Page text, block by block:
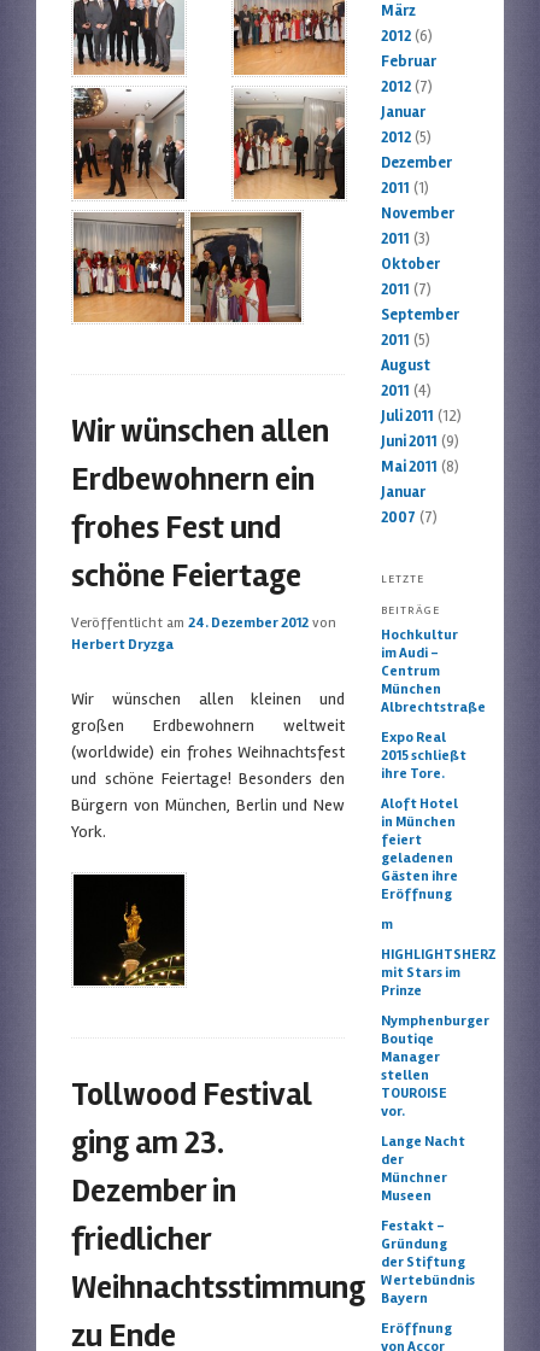
Wir wünschen allen
Erdbewohnern ein
frohes Fest und
schöne Feiertage
Veröffentlicht am24. Dezember 2012 von
Herbert Dryzga
Wir wünschen allen kleinen und
großen Erdbewohnern weltweit
(worldwide) ein frohes Weihnachtsfest
und schöne Feiertage! Besonders den
Bürgern von München, Berlin und New
York.
Tollwood Festival
ging am 23.
Dezember in
friedlicher
Weihnachtsstimmung
zu Ende
März
2012(6)
Februar
2012(7)
Januar
2012(5)
Dezember
2011 (1)
November
2011 (3)
Oktober
2011 (7)
September
2011 (5)
August
2011 (4)
Juli 2011 (12)
Juni 2011 (9)
Mai 2011 (8)
Januar
2007 (7)
LETZTE
BEITRÄGE
Hochkultur
im Audi –
Centrum
München
Albrechtstraße
Expo Real
2015 schließt
ihre Tore.
Aloft Hotel
in München
feiert
geladenen
Gästen ihre
Eröffnung
m
HIGHLIGHTSHERZ
mit Stars im
Prinze
Nymphenburger
Boutiqe
Manager
stellen
TOUROISE
vor.
Lange Nacht
der
Münchner
Museen
Festakt –
Gründung
der Stiftung
Wertebündnis
Bayern
Eröffnung
von Accor